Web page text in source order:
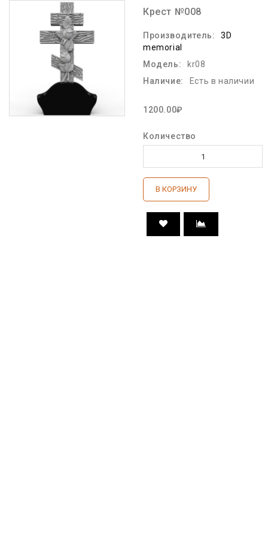
Крест №008
Производитель:
3D
memorial
Модель:
kr08
Наличие:
Есть в наличии
1200.00₽
Количество
В КОРЗИНУ